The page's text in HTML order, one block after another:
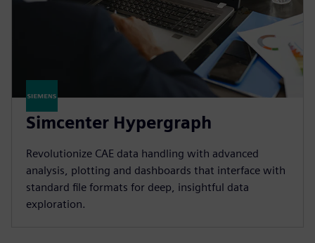
Simcenter Hypergraph
Revolutionize CAE data handling with advanced
analysis, plotting and dashboards that interface with
standard file formats for deep, insightful data
exploration.